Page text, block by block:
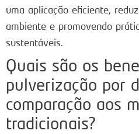
uma aplicação eficiente,
ambiente e promovendo
sustentáveis.
Quais são os
pulverização por
comparação aos
tradicionais?